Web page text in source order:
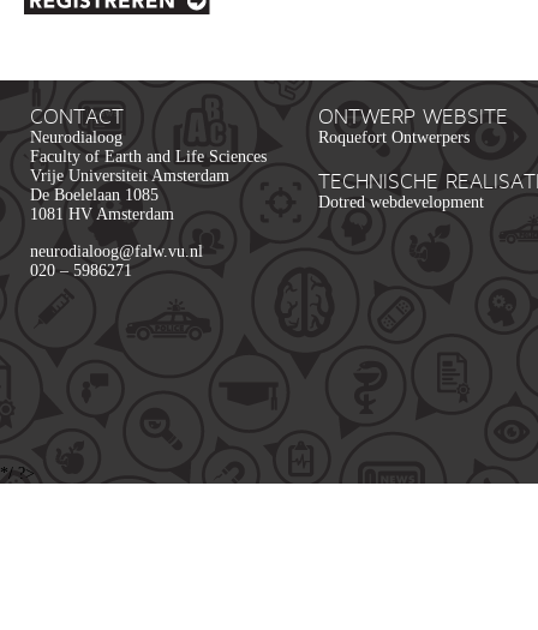
CONTACT
Neurodialoog
Faculty of Earth and Life Sciences
Vrije Universiteit Amsterdam
De Boelelaan 1085
1081 HV Amsterdam
neurodialoog@falw.vu.nl
020 – 5986271
ONTWERP WEBSITE
Roquefort Ontwerpers
TECHNISCHE
Dotred webdevelopment
*/ ?>